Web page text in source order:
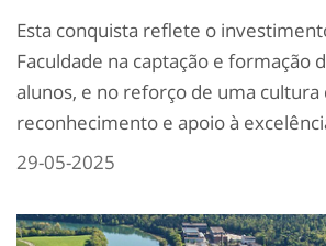
Esta conquista reflete o
Faculdade na captação e formação
alunos, e no reforço de uma cultura
reconhecimento e apoio à
29-05-2025